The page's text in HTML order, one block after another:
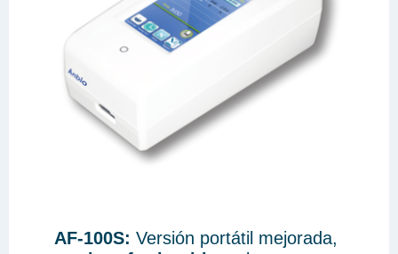
AF-100S: Versión portátil mejorada,